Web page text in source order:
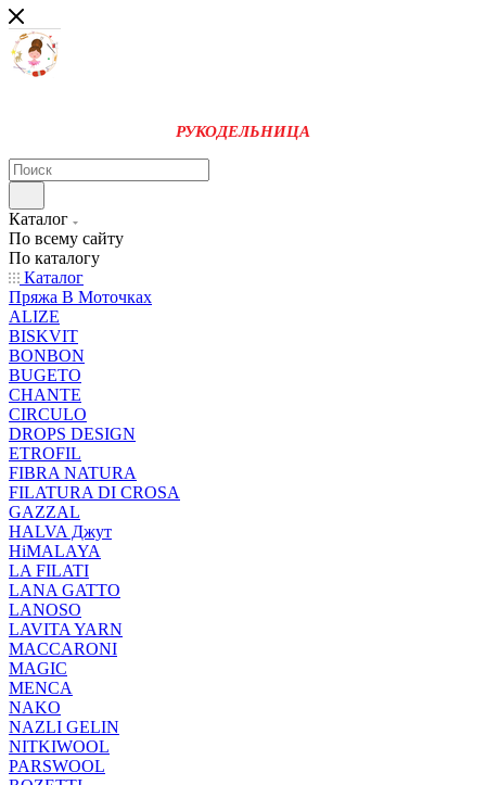
РУКОДЕЛЬНИЦА
Каталог
По всему сайту
По каталогу
Каталог
Пряжа В Моточках
ALIZE
BISKVIT
BONBON
BUGETO
CHANTE
CIRCULO
DROPS DESIGN
ETROFIL
FIBRA NATURA
FILATURA DI CROSA
GAZZAL
HALVA Джут
HiMALAYA
LA FILATI
LANA GATTO
LANOSO
LAVITA YARN
MACCARONI
MAGIC
MENCA
NAKO
NAZLI GELIN
NITKIWOOL
PARSWOOL